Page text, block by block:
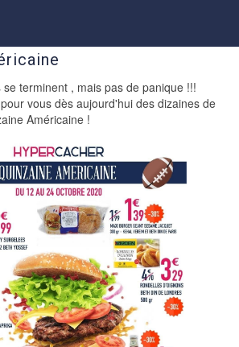
terminent , mais pas de panique !!!
vous dès aujourd'hui des dizaines de
Américaine !